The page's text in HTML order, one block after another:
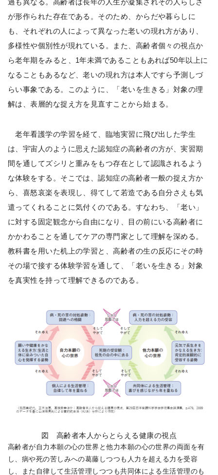
過も異なる。高齢者は長年の人生が凝集されその人らしさ
が形作られた存在である。そのため、からだや暮らしに
も、それぞれの人によって異なった老いの現れ方があり、
多様性や個別性が現れている。また、高齢者個々の視点か
ら老年期をみると、1年未満であることもあれば50年以上に
なることもあるなど、老いの現れ方は本人ですら予測しづ
らい事象である。このように、「老いを生きる」対象の理
解は、表層的な捉え方を見直すことから始まる。
老年看護学の学習を経て、臨地実習に飛び出した学生
は、宇宙人のように思えた認知症の高齢者の方が、実習期
間を通してズシリと重みをもつ存在として認識されるよう
な体験をする。そこでは、認知症の高齢者一般の捉え方か
ら、喜怒哀楽を表現し、得てして若造である自分さえも気
遣ってくれることに気付くのである。すなわち、「老い」
に対する固定観念から自由になり、目の前にいる高齢者に
かかわることを通してケアの専門家として理解を深める。
教科書を用いた机上の学習と、高齢者の生の反応にその時
その場で接する体験学習を通して、「老いを生きる」対象
を真実性を持って理解できるのである。
図 高齢者本人からとらえる健康の視点
高齢者が自力本願の心の世界と他力本願の心の世界の両面を有
し、病や死の苦しみへの葛藤しつつも人力を超える力を受容
し、また自律して生活管理しつつも共同体による生活管理のも